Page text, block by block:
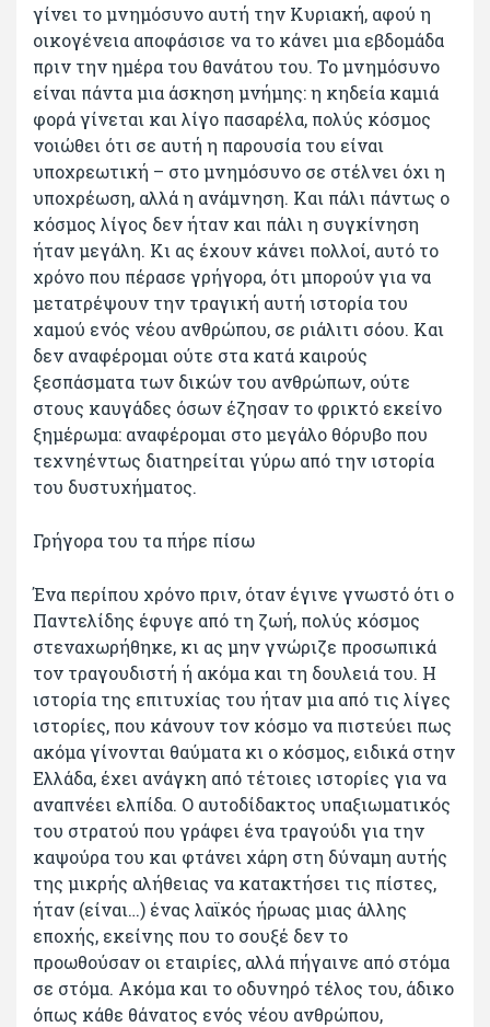
γίνει το μνημόσυνο αυτή την Κυριακή, αφού η
οικογένεια αποφάσισε να το κάνει μια εβδομάδα
πριν την ημέρα του θανάτου του. Το μνημόσυνο
είναι πάντα μια άσκηση μνήμης: η κηδεία καμιά
φορά γίνεται και λίγο πασαρέλα, πολύς κόσμος
νοιώθει ότι σε αυτή η παρουσία του είναι
υποχρεωτική – στο μνημόσυνο σε στέλνει όχι η
υποχρέωση, αλλά η ανάμνηση. Και πάλι πάντως ο
κόσμος λίγος δεν ήταν και πάλι η συγκίνηση
ήταν μεγάλη. Κι ας έχουν κάνει πολλοί, αυτό το
χρόνο που πέρασε γρήγορα, ότι μπορούν για να
μετατρέψουν την τραγική αυτή ιστορία του
χαμού ενός νέου ανθρώπου, σε ριάλιτι σόου. Και
δεν αναφέρομαι ούτε στα κατά καιρούς
ξεσπάσματα των δικών του ανθρώπων, ούτε
στους καυγάδες όσων έζησαν το φρικτό εκείνο
ξημέρωμα: αναφέρομαι στο μεγάλο θόρυβο που
τεχνηέντως διατηρείται γύρω από την ιστορία
του δυστυχήματος.
Γρήγορα του τα πήρε πίσω
Ένα περίπου χρόνο πριν, όταν έγινε γνωστό ότι ο
Παντελίδης έφυγε από τη ζωή, πολύς κόσμος
στεναχωρήθηκε, κι ας μην γνώριζε προσωπικά
τον τραγουδιστή ή ακόμα και τη δουλειά του. Η
ιστορία της επιτυχίας του ήταν μια από τις λίγες
ιστορίες, που κάνουν τον κόσμο να πιστεύει πως
ακόμα γίνονται θαύματα κι ο κόσμος, ειδικά στην
Ελλάδα, έχει ανάγκη από τέτοιες ιστορίες για να
αναπνέει ελπίδα. Ο αυτοδίδακτος υπαξιωματικός
του στρατού που γράφει ένα τραγούδι για την
καψούρα του και φτάνει χάρη στη δύναμη αυτής
της μικρής αλήθειας να κατακτήσει τις πίστες,
ήταν (είναι…) ένας λαϊκός ήρωας μιας άλλης
εποχής, εκείνης που το σουξέ δεν το
προωθούσαν οι εταιρίες, αλλά πήγαινε από στόμα
σε στόμα. Ακόμα και το οδυνηρό τέλος του, άδικο
όπως κάθε θάνατος ενός νέου ανθρώπου,